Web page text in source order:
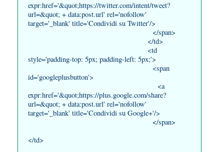
expr:href='&quot;https://twitter.com/intent/tweet?
url=&quot; + data:post.url' rel='nofollow'
target='_blank' title='Condividi su Twitter'/>
</span>
</td>
<td
style='padding-top: 5px; padding-left: 5px;'>
<span
id='googleplusbutton'>
<a
expr:href='&quot;https://plus.google.com/share?
url=&quot; + data:post.url' rel='nofollow'
target='_blank' title='Condividi su Google+'/>
</span>
</td>